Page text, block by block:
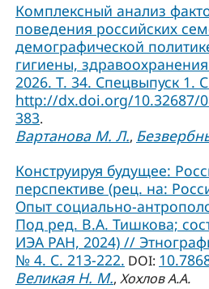
Комплексный анализ
поведения российских
демографической
гигиены,
2026. Т. 34. Спецвыпуск 1.
http://dx.doi.org/10.32687/
383.
Вартанова М. Л.,
Конструируя будущее:
перспективе (рец. на:
Опыт социально-
Под ред. В.А. Тишкова;
ИЭА РАН, 2024) //
№ 4. С. 213-222. DOI:
Великая Н. М., Хохлов А.А.